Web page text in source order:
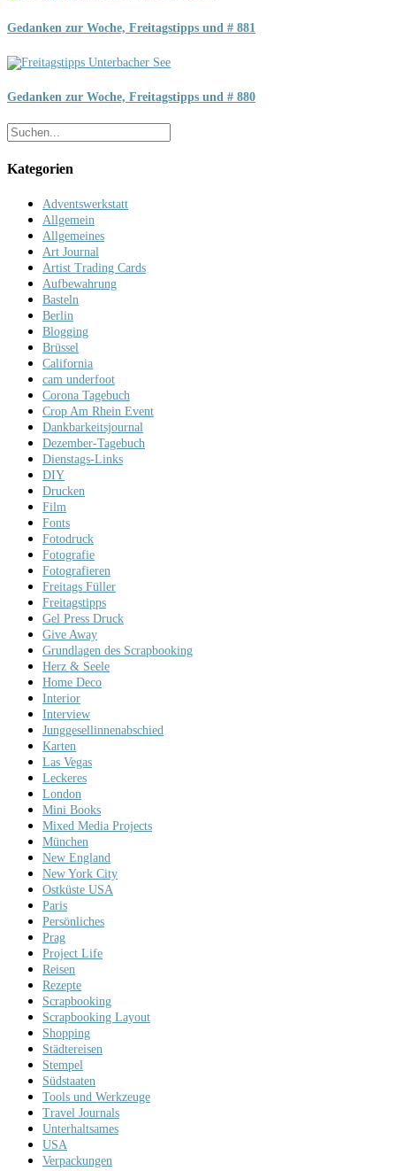
Gedanken zur Woche, Freitagstipps und # 881
Gedanken zur Woche, Freitagstipps und # 880
Kategorien
Adventswerkstatt
Allgemein
Allgemeines
Art Journal
Artist Trading Cards
Aufbewahrung
Basteln
Berlin
Blogging
Brüssel
California
cam underfoot
Corona Tagebuch
Crop Am Rhein Event
Dankbarkeitsjournal
Dezember-Tagebuch
Dienstags-Links
DIY
Drucken
Film
Fonts
Fotodruck
Fotografie
Fotografieren
Freitags Füller
Freitagstipps
Gel Press Druck
Give Away
Grundlagen des Scrapbooking
Herz & Seele
Home Deco
Interior
Interview
Junggesellinnenabschied
Karten
Las Vegas
Leckeres
London
Mini Books
Mixed Media Projects
München
New England
New York City
Ostküste USA
Paris
Persönliches
Prag
Project Life
Reisen
Rezepte
Scrapbooking
Scrapbooking Layout
Shopping
Städtereisen
Stempel
Südstaaten
Tools und Werkzeuge
Travel Journals
Unterhaltsames
USA
Verpackungen